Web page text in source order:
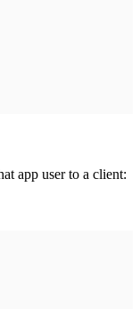
app user to a client: